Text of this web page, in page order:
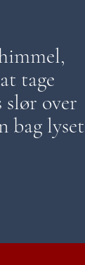
tage
slør over
bag lyset